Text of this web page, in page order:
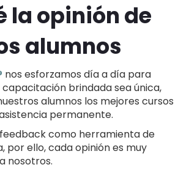
la opinión de
alumnos
nos esforzamos día a día para
brindada sea única,
alumnos los mejores cursos
permanente.
como herramienta de
por ello, cada opinión es muy
nosotros.